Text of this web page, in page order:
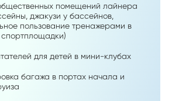
помещений лайнера
джакузи у бассейнов,
пользование тренажерами в
спортплощадки)
для детей в мини-клубах
багажа в портах начала и